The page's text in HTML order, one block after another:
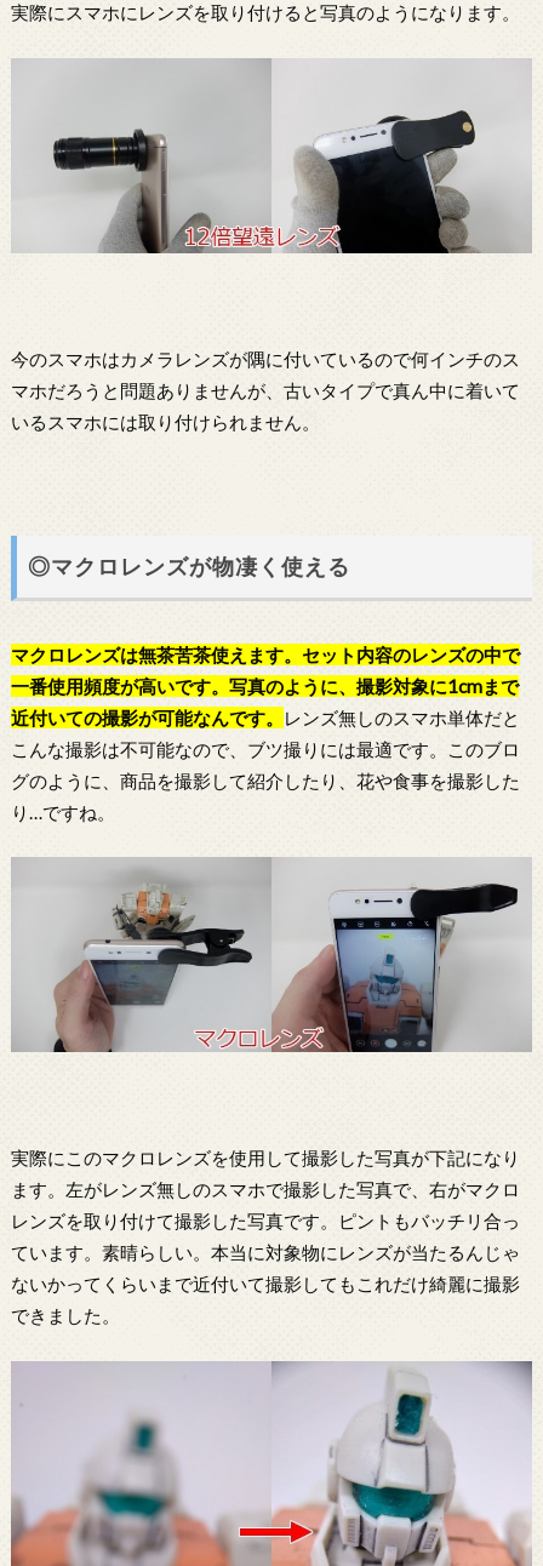
実際にスマホにレンズを取り付けると写真のようになります。
今のスマホはカメラレンズが隅に付いているので何インチのス
マホだろうと問題ありませんが、古いタイプで真ん中に着いて
いるスマホには取り付けられません。
◎マクロレンズが物凄く使える
マクロレンズは無茶苦茶使えます。セット内容のレンズの中で
一番使用頻度が高いです。写真のように、撮影対象に1cmまで
近付いての撮影が可能なんです。
レンズ無しのスマホ単体だと
こんな撮影は不可能なので、ブツ撮りには最適です。このブロ
グのように、商品を撮影して紹介したり、花や食事を撮影した
り…ですね。
実際にこのマクロレンズを使用して撮影した写真が下記になり
ます。左がレンズ無しのスマホで撮影した写真で、右がマクロ
レンズを取り付けて撮影した写真です。ピントもバッチリ合っ
ています。素晴らしい。本当に対象物にレンズが当たるんじゃ
ないかってくらいまで近付いて撮影してもこれだけ綺麗に撮影
できました。